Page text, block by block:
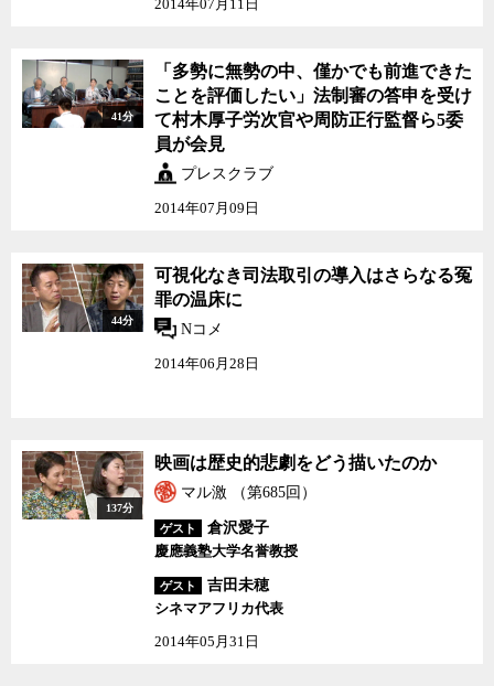
2014年07月11日
41分
「多勢に無勢の中、僅かでも前進できた
ことを評価したい」法制審の答申を受け
て村木厚子労次官や周防正行監督ら5委
員が会見
プレスクラブ
2014年07月09日
44分
可視化なき司法取引の導入はさらなる冤
罪の温床に
Nコメ
2014年06月28日
137分
映画は歴史的悲劇をどう描いたのか
マル激 （第685回）
ゲスト
倉沢愛子
慶應義塾大学名誉教授
ゲスト
吉田未穂
シネマアフリカ代表
2014年05月31日